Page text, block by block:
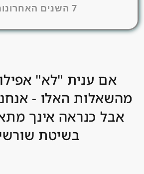
7 השנים האחרונות ?
אם ענית "לא"
מהשאלות האלו -
אבל כנראה אינך
בשיטת